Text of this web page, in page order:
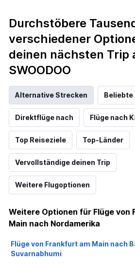
Durchstöbere
verschiedener
deinen nächsten Trip
SWOODOO
Alternative Strecken Beliebte
Direktflüge nach Flüge nach
Top Reiseziele Top-Länder
Vervollständige deinen Trip
Weitere Flugoptionen
Weitere Optionen für Flüge von
Main nach Nordamerika
Flüge von Frankfurt am Main nach
Suvarnabhumi